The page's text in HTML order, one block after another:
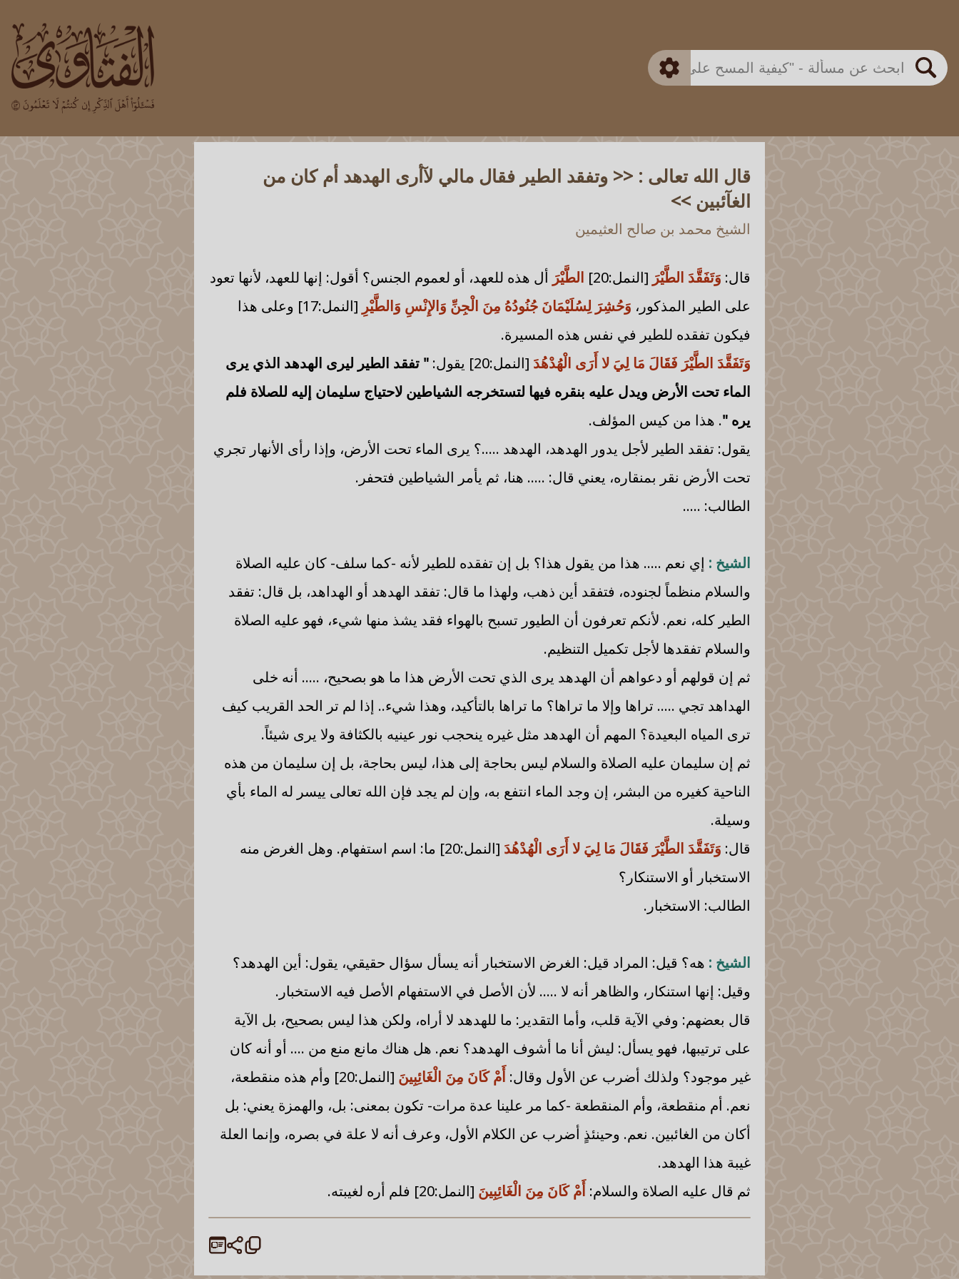
بحث
اللجنة الدائمة
متقدم
قال الله تعالى : << وتفقد الطير فقال مالي لآأرى الهدهد أم كان من
الغآئبين >>
الشيخ محمد بن صالح العثيمين
قال: وَتَفَقَّدَ الطَّيْرَ [النمل:20] الطَّيْرَ أل هذه للعهد، أو لعموم الجنس؟ أقول: إنها للعهد، لأنها تعود
على الطير المذكور، وَحُشِرَ لِسُلَيْمَانَ جُنُودُهُ مِنَ الْجِنِّ وَالإِنْسِ وَالطَّيْرِ
[النمل:17] وعلى هذا
فيكون تفقده للطير في نفس هذه المسيرة.
وَتَفَقَّدَ الطَّيْرَ فَقَالَ مَا لِيَ لا أَرَى الْهُدْهُدَ [النمل:20] يقول:
" تفقد الطير ليرى الهدهد الذي يرى
الماء تحت الأرض ويدل عليه بنقره فيها لتستخرجه الشياطين لاحتياج سليمان إليه للصلاة فلم
يره ". هذا من كيس المؤلف.
يقول: تفقد الطير لأجل يدور الهدهد، الهدهد .....؟ يرى الماء تحت الأرض، وإذا رأى الأنهار تجري
تحت الأرض نقر بمنقاره، يعني قال: ..... هنا، ثم يأمر الشياطين فتحفر.
الطالب: .....
الشيخ : إي نعم ..... هذا من يقول هذا؟ بل إن تفقده للطير لأنه -كما سلف- كان عليه الصلاة
والسلام منظماً لجنوده، فتفقد أين ذهب، ولهذا ما قال: تفقد الهدهد أو الهداهد، بل قال: تفقد
الطير كله، نعم. لأنكم تعرفون أن الطيور تسبح بالهواء فقد يشذ منها شيء، فهو عليه الصلاة
والسلام تفقدها لأجل تكميل التنظيم.
ثم إن قولهم أو دعواهم أن الهدهد يرى الذي تحت الأرض هذا ما هو بصحيح، ..... أنه خلى
الهداهد تجي ..... تراها وإلا ما تراها؟ ما تراها بالتأكيد، وهذا شيء.. إذا لم تر الحد القريب كيف
ترى المياه البعيدة؟ المهم أن الهدهد مثل غيره ينحجب نور عينيه بالكثافة ولا يرى شيئاً.
ثم إن سليمان عليه الصلاة والسلام ليس بحاجة إلى هذا، ليس بحاجة، بل إن سليمان من هذه
الناحية كغيره من البشر، إن وجد الماء انتفع به، وإن لم يجد فإن الله تعالى ييسر له الماء بأي
وسيلة.
قال: وَتَفَقَّدَ الطَّيْرَ فَقَالَ مَا لِيَ لا أَرَى الْهُدْهُدَ
[النمل:20] ما: اسم استفهام. وهل الغرض منه
الاستخبار أو الاستنكار؟
الطالب: الاستخبار.
الشيخ : هه؟ قيل: المراد قيل: الغرض الاستخبار أنه يسأل سؤال حقيقي، يقول: أين الهدهد؟
وقيل: إنها استنكار، والظاهر أنه لا ..... لأن الأصل في الاستفهام الأصل فيه الاستخبار.
قال بعضهم: وفي الآية قلب، وأما التقدير: ما للهدهد لا أراه، ولكن هذا ليس بصحيح، بل الآية
على ترتيبها، فهو يسأل: ليش أنا ما أشوف الهدهد؟ نعم. هل هناك مانع منع من .... أو أنه كان
غير موجود؟ ولذلك أضرب عن الأول وقال: أَمْ كَانَ مِنَ الْغَائِبِينَ
[النمل:20] وأم هذه منقطعة،
نعم. أم منقطعة، وأم المنقطعة -كما مر علينا عدة مرات- تكون بمعنى: بل، والهمزة يعني: بل
أكان من الغائبين. نعم. وحينئذٍ أضرب عن الكلام الأول، وعرف أنه لا علة في بصره، وإنما العلة
غيبة هذا الهدهد.
ثم قال عليه الصلاة والسلام: أَمْ كَانَ مِنَ الْغَائِبِينَ [النمل:20] فلم أره لغيبته.